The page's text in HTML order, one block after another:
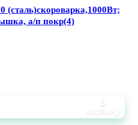
(сталь)скороварка,1000Вт;
а/п покр(4)
В
корзину